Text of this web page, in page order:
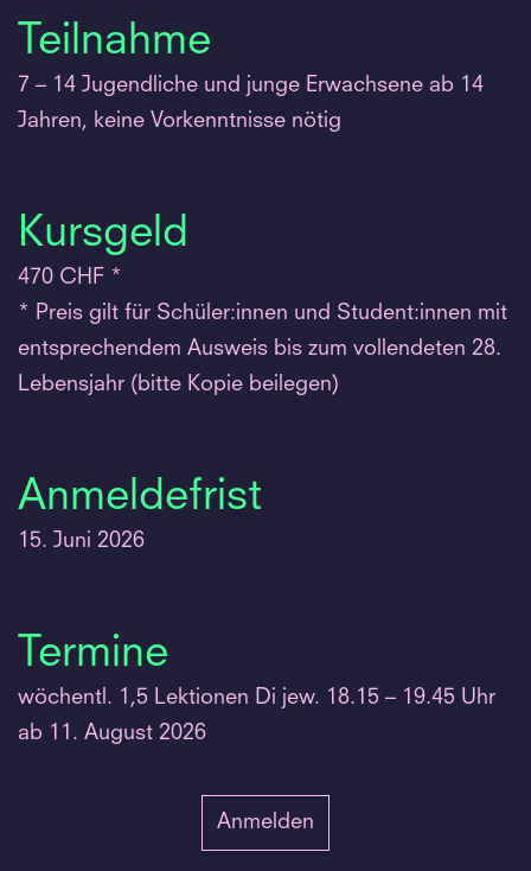
Teilnahme
7 – 14 Jugendliche und junge Erwachsene ab 14
Jahren, keine Vorkenntnisse nötig
Kursgeld
470 CHF *
* Preis gilt für Schüler:innen und Student:innen mit
entsprechendem Ausweis bis zum vollendeten 28.
Lebensjahr (bitte Kopie beilegen)
Anmeldefrist
15. Juni 2026
Termine
wöchentl. 1,5 Lektionen Di jew. 18.15 – 19.45 Uhr
ab 11. August 2026
Anmelden